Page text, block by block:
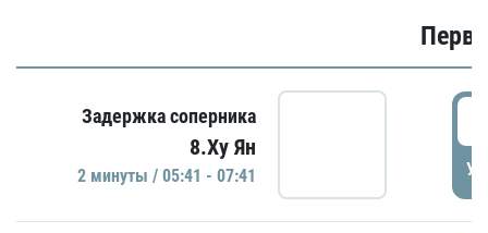
Задержка соперника
8.Ху Ян
2 минуты / 05:41 - 07:41